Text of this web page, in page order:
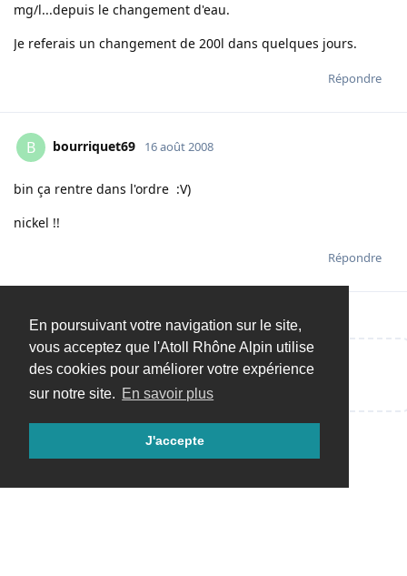
En poursuivant votre navigation sur le site,
vous acceptez que l'Atoll Rhône Alpin utilise
des cookies pour améliorer votre expérience
sur notre site. En savoir plus
J'accepte
mg/l...depuis le changement d'eau.
Je referais un changement de 200l dans quelques jours.
Répondre
B bourriquet69 16 août 2008
bin ça rentre dans l'ordre :V)
nickel !!
Répondre
Répondre…